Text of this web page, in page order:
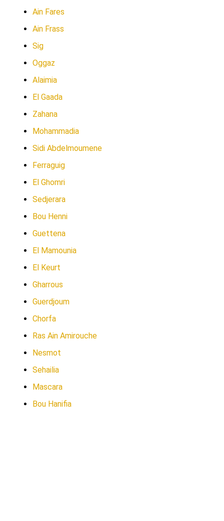
Ain Fares
Ain Frass
Sig
Oggaz
Alaimia
El Gaada
Zahana
Mohammadia
Sidi Abdelmoumene
Ferraguig
El Ghomri
Sedjerara
Bou Henni
Guettena
El Mamounia
El Keurt
Gharrous
Guerdjoum
Chorfa
Ras Ain Amirouche
Nesmot
Sehailia
Mascara
Bou Hanifia